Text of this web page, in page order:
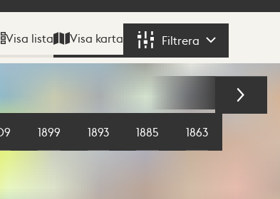
Visa lista Visa karta Filtrera
1899 1893 1885 1863